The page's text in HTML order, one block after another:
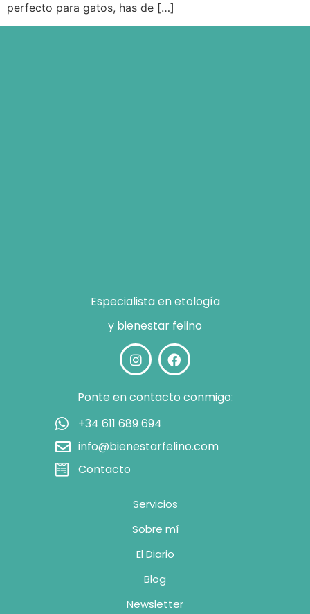
perfecto para gatos, has de […]
Especialista en etología
y bienestar felino
Ponte en contacto conmigo:
+34 611 689 694
info@bienestarfelino.com
Contacto
Servicios
Sobre mí
El Diario
Blog
Newsletter